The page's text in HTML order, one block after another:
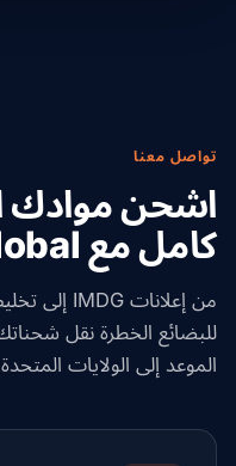
تواصل معنا
اشحن موادك
كامل مع Suaid Global
للبضائع الخطرة نقل شحناتك
الموعد إلى الولايات